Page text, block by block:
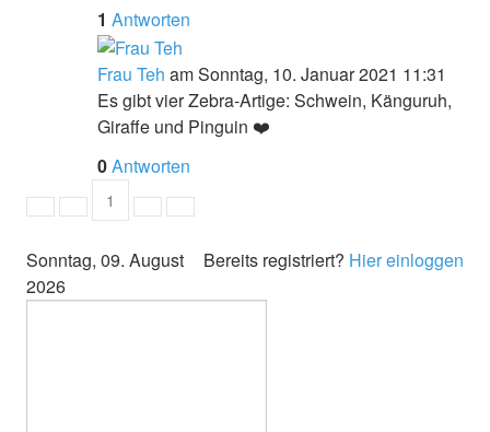
1 Antworten
Frau Teh am Sonntag, 10. Januar 2021 11:31
Es gibt vier Zebra-Artige: Schwein, Känguruh,
Giraffe und Pinguin ❤️
0Antworten
First Page
Previous Page
1
Next PageLast Page
Bereits registriert? Hier einloggen
Sonntag, 09. August
2026